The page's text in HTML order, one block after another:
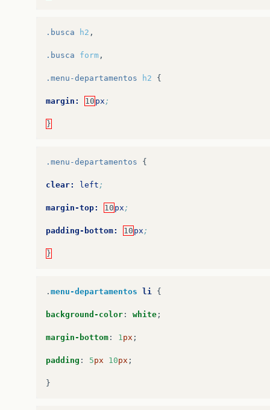
.busca h2 ,
.busca form ,
.menu-departamentos h2 {
margin: 10 px ;
}
.menu-departamentos {
clear: left ;
margin-top: 10 px ;
padding-bottom: 10 px ;
}
. menu-departamentos li {
background-color : white ;
margin-bottom : 1px ;
padding : 5px 10px ;
}